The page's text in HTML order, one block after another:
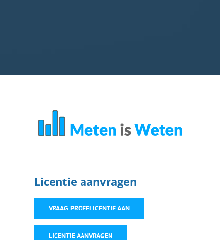
Licentie aanvragen
VRAAG PROEFLICENTIE AAN
LICENTIE AANVRAGEN